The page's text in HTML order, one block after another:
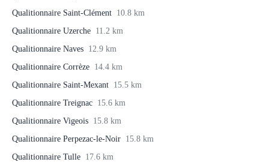
Qualitionnaire Saint-Clément 10.8 km
Qualitionnaire Uzerche 11.2 km
Qualitionnaire Naves 12.9 km
Qualitionnaire Corrèze 14.4 km
Qualitionnaire Saint-Mexant 15.5 km
Qualitionnaire Treignac 15.6 km
Qualitionnaire Vigeois 15.8 km
Qualitionnaire Perpezac-le-Noir 15.8 km
Qualitionnaire Tulle 17.6 km